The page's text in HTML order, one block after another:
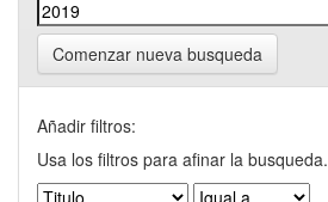
Comenzar nueva busqueda
Añadir filtros:
Usa los filtros para afinar la busqueda.